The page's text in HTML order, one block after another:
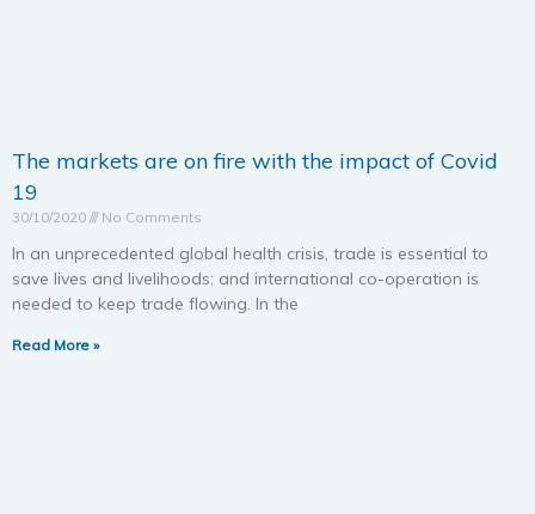
The markets are on fire with the impact of Covid
19
30/10/2020 No Comments
In an unprecedented global health crisis, trade is essential to
save lives and livelihoods; and international co-operation is
needed to keep trade flowing. In the
Read More »